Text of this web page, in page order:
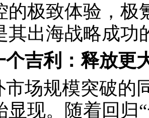
的极致体验，极
其出海战略成功
个吉利：释放更
市场规模突破的
显现。随着回归